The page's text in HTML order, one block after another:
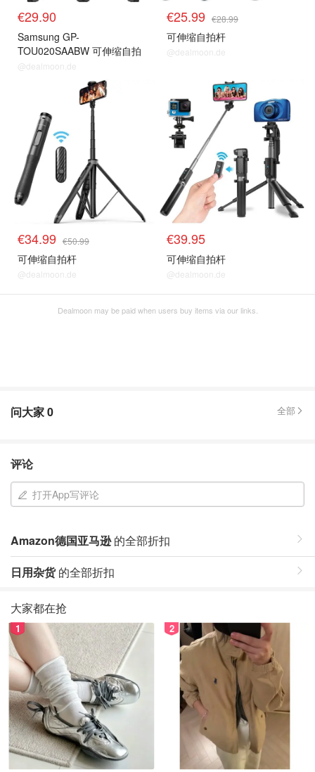
€29.90
Samsung GP-
TOU020SAABW 可伸缩自拍
杆
@dealmoon.de
€25.99 €28.99
可伸缩自拍杆
@dealmoon.de
€34.99 €50.99
可伸缩自拍杆
@dealmoon.de
€39.95
可伸缩自拍杆
@dealmoon.de
Dealmoon may be paid when users buy items via our links.
问大家0 全部
评论
打开App写评论
Amazon德国亚马逊的全部折扣
日用杂货的全部折扣
大家都在抢
1 2